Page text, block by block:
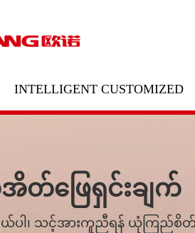
INTELLIGENT CUSTOMIZED
အိတ်ဖြေရှင်းချက်
ျယ်ပါ၊ သင့်အားကူညီရန် ယုံကြည်